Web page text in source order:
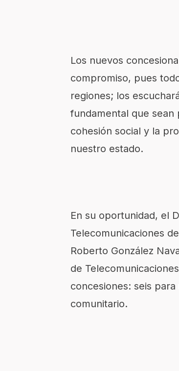
Los nuevos
compromiso, pues
regiones; los
fundamental que
cohesión social y la
nuestro estado.
En su oportunidad, el
Telecomunicaciones
Roberto González
de
concesiones: seis
comunitario.